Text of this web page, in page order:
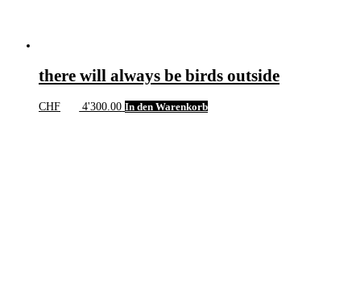
there will always be birds outside
CHF 4'300.00 In den Warenkorb